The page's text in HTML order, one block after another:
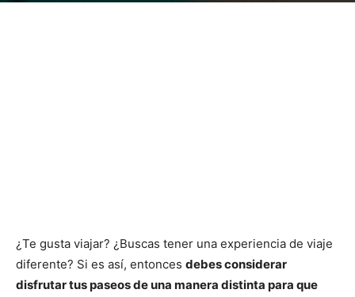
¿Te gusta viajar? ¿Buscas tener una experiencia de viaje
diferente? Si es así, entonces debes considerar
disfrutar tus paseos de una manera distinta para que